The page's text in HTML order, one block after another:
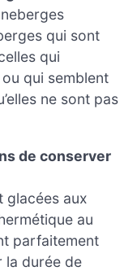
qui sont
qui
qui semblent
ne sont pas
de conserver
glacées aux
au
parfaitement
la durée de